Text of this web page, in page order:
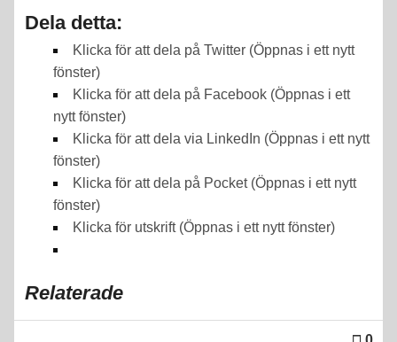
Dela detta:
Klicka för att dela på Twitter (Öppnas i ett nytt
fönster)
Klicka för att dela på Facebook (Öppnas i ett
nytt fönster)
Klicka för att dela via LinkedIn (Öppnas i ett nytt
fönster)
Klicka för att dela på Pocket (Öppnas i ett nytt
fönster)
Klicka för utskrift (Öppnas i ett nytt fönster)
Relaterade